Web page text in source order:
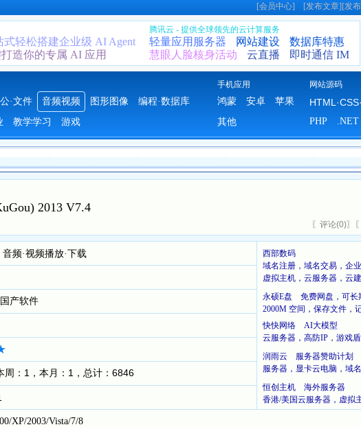
[会员中心] [发布文章][发
式轻松搭建企业级 AI Agent
造你的专属 AI 应用
腾讯云 - 提供全球领先的云计算服务
轻量应用服务器 网站建设
数据库特惠
慧眼人脸核身活动
云直播 即时通信 IM
手机应用 网站源码
·文件 音频视频 图形图像
编程·数据库
教学学习 游戏
鸿蒙 安卓
苹果
其他
PHP .NET
2013 V7.4
〖 评论(0)〗〖
音频·视频播放·下载
西部数码
域名注册，域名交易，企
虚拟主机，云服务器，云
永硕E盘 免费网盘，可长
2000M 空间，保存文件，
快快网络 AI大模型
云服务器，高防IP，游戏盾
润雨云 服务器赞助计划
服务器，显卡云电脑，域
恒创主机 海外服务器
香港/美国云服务器，虚拟
国产软件
周：1，本月：1，总计：6846
XP/2003/Vista/7/8